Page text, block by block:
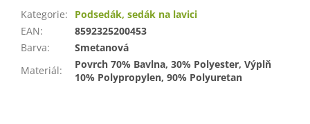
Kategorie:
Podsedák, sedák na lavici
EAN:
8592325200453
Barva:
Smetanová
Materiál:
Povrch 70% Bavlna, 30% Polyester, Výplň
10% Polypropylen, 90% Polyuretan